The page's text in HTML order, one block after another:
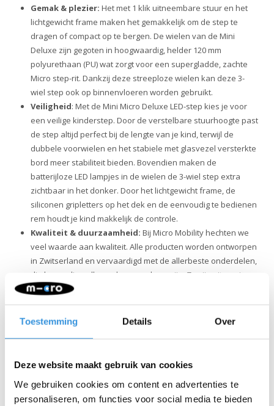
Toestemming Details Over
Deze website maakt gebruik van cookies
We gebruiken cookies om content en advertenties te
personaliseren, om functies voor social media te bieden
Gemak & plezier: Het met 1 klik uitneembare stuur en het
lichtgewicht frame maken het gemakkelijk om de step te
dragen of compact op te bergen. De wielen van de Mini
Deluxe zijn gegoten in hoogwaardig, helder 120 mm
polyurethaan (PU) wat zorgt voor een supergladde, zachte
Micro step-rit. Dankzij deze streeploze wielen kan deze 3-
wiel step ook op binnenvloeren worden gebruikt.
Veiligheid: Met de Mini Micro Deluxe LED-step kies je voor
een veilige kinderstep. Door de verstelbare stuurhoogte past
de step altijd perfect bij de lengte van je kind, terwijl de
dubbele voorwielen en het stabiele met glasvezel versterkte
bord meer stabiliteit bieden. Bovendien maken de
batterijloze LED lampjes in de wielen de 3-wiel step extra
zichtbaar in het donker. Door het lichtgewicht frame, de
siliconen gripletters op het dek en de eenvoudig te bedienen
rem houdt je kind makkelijk de controle.
Kwaliteit & duurzaamheid: Bij Micro Mobility hechten we
veel waarde aan kwaliteit. Alle producten worden ontworpen
in Zwitserland en vervaardigd met de allerbeste onderdelen,
die bovendien allemaal vervangbaar zijn. Ze zijn uitvoerig
getest en voldoen aan de hoogste normen, waardoor Micro
producten jarenlang meegaan. Duurzaam ondernemen
draait niet alleen om het milieu. Micro zet zich volledig in voor